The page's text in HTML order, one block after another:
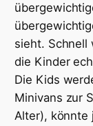
sieht. Schnell
die Kinder
Die Kids
Minivans zur
Alter), könnte